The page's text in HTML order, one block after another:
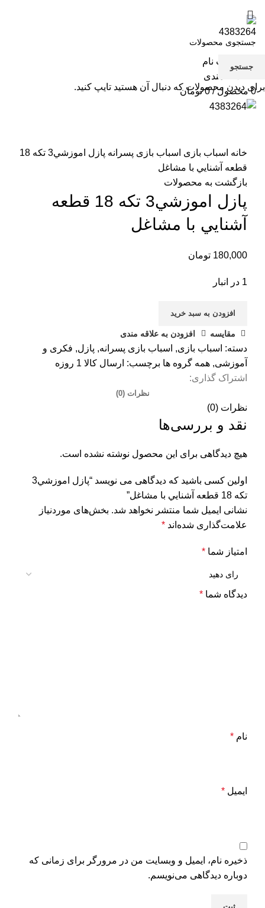
فروشگاه تماس با ما
ورود / ثبت نام
علاقه مندی
0 محصول /
0 تومان
خانه اسباب بازی اسباب بازی پسرانه
پازل اموزشي3 تكه 18
قطعه آشنايي با مشاغل
بازگشت به محصولات
پازل اموزشي3 تكه 18 قطعه
آشنايي با مشاغل
180,000 تومان
1 در انبار
افزودن به سبد خرید
مقایسه افزودن به علاقه مندی
دسته: اسباب بازی, اسباب بازی پسرانه, پازل, فکری و
آموزشی, همه گروه ها برچسب: ارسال كالا 1 روزه
اشتراک گذاری:
نظرات (0)
نظرات (0)
نقد و بررسی‌ها
هیچ دیدگاهی برای این محصول نوشته نشده است.
اولین کسی باشید که دیدگاهی می نویسد “پازل اموزشي3
تكه 18 قطعه آشنايي با مشاغل”
نشانی ایمیل شما منتشر نخواهد شد. بخش‌های موردنیاز
علامت‌گذاری شده‌اند *
امتیاز شما *
دیدگاه شما *
نام *
ایمیل *
ذخیره نام، ایمیل و وبسایت من در مرورگر برای زمانی که
دوباره دیدگاهی می‌نویسم.
جستجو
برای دیدن محصولات که دنبال آن هستید تایپ کنید.